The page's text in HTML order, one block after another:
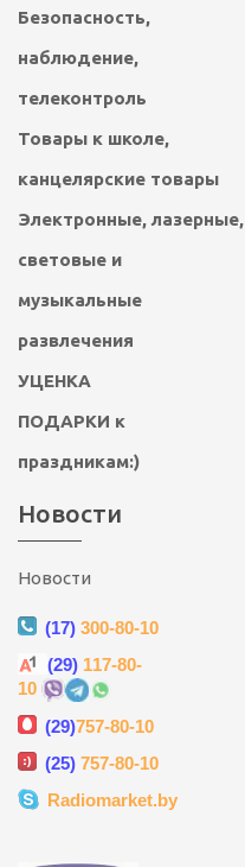
самовары
ланч - боксы
кексницы
и
соковарки
и фруктов
мороженого, попкорна
газовые шашлычницы
контейнеры
Безопасность,
наблюдение,
телеконтроль
Товары к школе,
канцелярские товары
Электронные, лазерные,
световые и
музыкальные
развлечения
УЦЕНКА
ПОДАРКИ к
праздникам:)
Новости
Новости
(17) 300-80-10
(29) 117-80-
10
(29)757-80-10
(25) 757-80-10
Radiomarket.by